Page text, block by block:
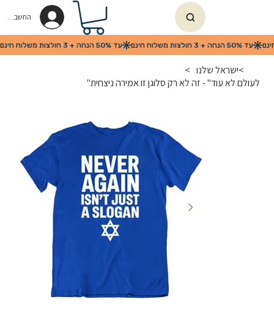
החשבון שלי
>ישראל שלנו >
לעולם לא עוד" - זה לא רק סלוגן זו אמירה ניצחית"